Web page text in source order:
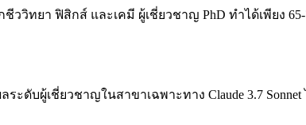
วิทยา ฟิสิกส์ และเคมี ผู้เชี่ยวชาญ PhD ทำได้เพียง 65-
ระดับผู้เชี่ยวชาญในสาขาเฉพาะทาง Claude 3.7